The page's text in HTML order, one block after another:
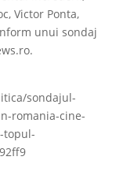
Victor Ponta,
unui sondaj
sondajul-
romania-cine-
topul-